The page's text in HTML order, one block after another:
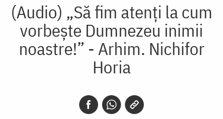
(Audio) „Să fim atenți la cum
vorbește Dumnezeu inimii
noastre!” - Arhim. Nichifor
Horia